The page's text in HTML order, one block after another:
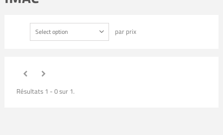
Select option par prix
Résultats 1 - 0 sur 1.